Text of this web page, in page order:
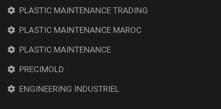
PLASTIC MAINTENANCE TRADING
PLASTIC MAINTENANCE MAROC
PLASTIC MAINTENANCE
PRECIMOLD
ENGINEERING INDUSTRIEL